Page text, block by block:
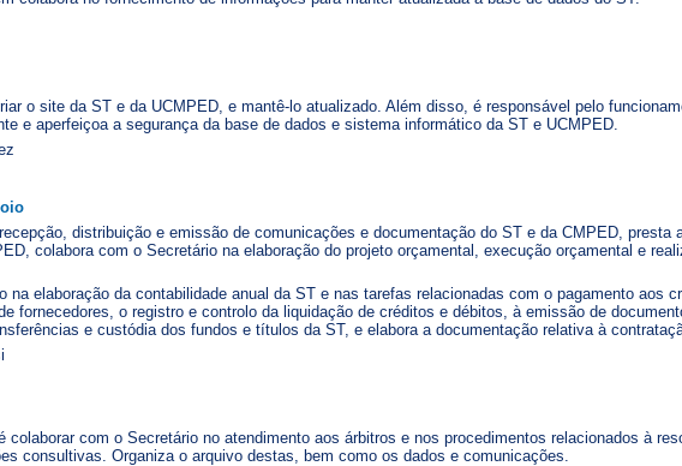
o site da ST e da UCMPED, e mantê-lo atualizado. Além disso, é responsável pelo
e aperfeiçoa a segurança da base de dados e sistema informático da ST e UCMPED.
distribuição e emissão de comunicações e documentação do ST e da CMPED, presta
colabora com o Secretário na elaboração do projeto orçamental, execução orçamental e
na elaboração da contabilidade anual da ST e nas tarefas relacionadas com o pagamento aos
fornecedores, o registro e controlo da liquidação de créditos e débitos, à emissão de
e custódia dos fundos e títulos da ST, e elabora a documentação relativa à
colaborar com o Secretário no atendimento aos árbitros e nos procedimentos relacionados à
consultivas. Organiza o arquivo destas, bem como os dados e comunicações.